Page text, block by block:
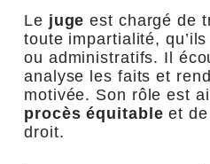
Le juge est chargé de
toute impartialité,
ou administratifs. Il
analyse les faits et
motivée. Son rôle est
procès équitable et
droit.